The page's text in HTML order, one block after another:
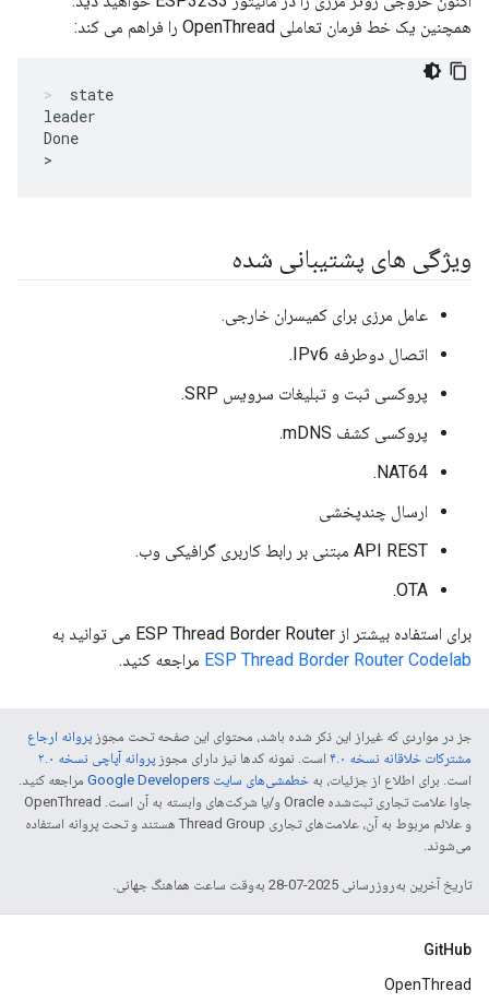
همچنین یک خط فرمان تعاملی OpenThread را فراهم می کند:
state
leader
Done
ویژگی های پشتیبانی شده
عامل مرزی برای کمیسران خارجی.
اتصال دوطرفه IPv6.
پروکسی ثبت و تبلیغات سرویس SRP.
پروکسی کشف mDNS.
NAT64.
ارسال چندپخشی
API REST مبتنی بر رابط کاربری گرافیکی وب.
OTA.
برای استفاده بیشتر از ESP Thread Border Router می توانید به
ESP Thread Border Router Codelab مراجعه کنید.
جز در مواردی که غیراز این ذکر شده باشد، محتوای این صفحه تحت مجوز پروانه ارجاع
مشترکات خلاقانه نسخه ۴.۰
است. نمونه کدها نیز دارای مجوز پروانه آپاچی نسخه ۲.۰
است. برای اطلاع از جزئیات، به خطمشی‌های سایت Google Developers‏
مراجعه کنید.
جاوا علامت تجاری ثبت‌شده Oracle و/یا شرکت‌های وابسته به آن است. ‫OpenThread
و علائم مربوط به آن، علامت‌های تجاری Thread Group هستند و تحت پروانه استفاده
می‌شوند.
تاریخ آخرین به‌روزرسانی 2025-07-28 به‌وقت ساعت هماهنگ جهانی.
GitHub
OpenThread